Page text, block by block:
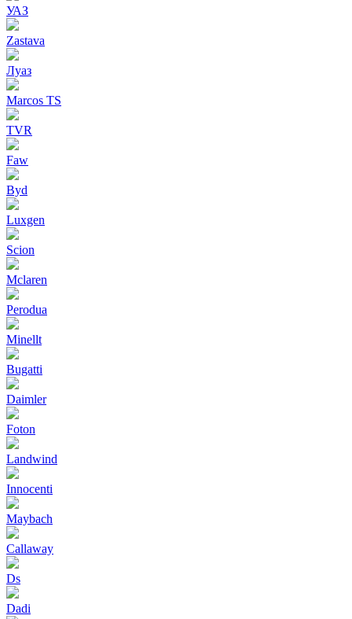
УАЗ
Zastava
Луаз
Marcos TS
TVR
Faw
Byd
Luxgen
Scion
Mclaren
Perodua
Minellt
Bugatti
Daimler
Foton
Landwind
Innocenti
Maybach
Callaway
Ds
Dadi